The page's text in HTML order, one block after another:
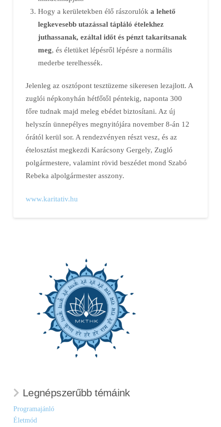
Hogy a kerületekben élő rászorulóka lehető
legkevesebb utazással tápláló ételekhez
juthassanak, ezáltal időt és pénzt takarítsanak
meg, és életüket lépésről lépésre a normális
mederbe terelhessék.
Jelenleg az osztópont tesztüzeme sikeresen lezajlott. A
zuglói népkonyhán hétfőtől péntekig, naponta 300
főre tudnak majd meleg ebédet biztosítani. Az új
helyszín ünnepélyes megnyitójára november 8-án 12
órától kerül sor. A rendezvényen részt vesz, és az
ételosztást megkezdi Karácsony Gergely, Zugló
polgármestere, valamint rövid beszédet mond Szabó
Rebeka alpolgármester asszony.
www.karitativ.hu
Legnépszerűbb témáink
Programajánló
Életmód